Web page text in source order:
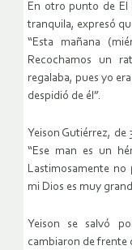
En otro punto de El
tranquila, expresó
“Esta mañana
Recochamos un
regalaba, pues yo
despidió de él”.
Yeison Gutiérrez, de
“Ese man es un
Lastimosamente
mi Dios es muy
Yeison se salvó
cambiaron de frente